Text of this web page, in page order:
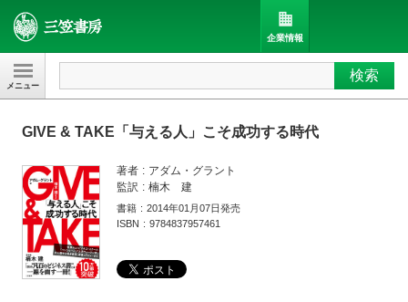
三笠書房 検索
企業情報
GIVE & TAKE「与える人」こそ成功する時代
著者
アダム・グラント
監訳
楠木 建
書籍
2014年01月07日発売
ISBN
9784837957461